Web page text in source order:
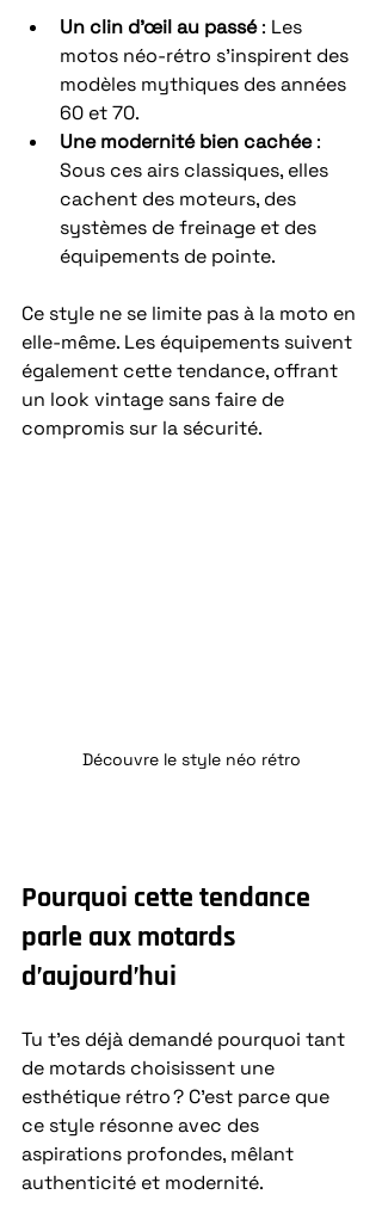
Un clin d’œil au passé : Les
motos néo-rétro s’inspirent des
modèles mythiques des années
60 et 70.
Une modernité bien cachée :
Sous ces airs classiques, elles
cachent des moteurs, des
systèmes de freinage et des
équipements de pointe.
Ce style ne se limite pas à la moto en
elle-même. Les équipements suivent
également cette tendance, offrant
un look vintage sans faire de
compromis sur la sécurité.
Découvre le style néo rétro
Pourquoi cette tendance
parle aux motards
d’aujourd’hui
Tu t’es déjà demandé pourquoi tant
de motards choisissent une
esthétique rétro ? C’est parce que
ce style résonne avec des
aspirations profondes, mêlant
authenticité et modernité.